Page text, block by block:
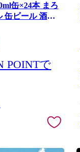
缶×24本 まろ
缶ビール 酒
POINTで